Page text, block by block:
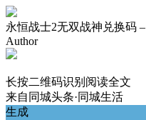
永恒战士2无双战神兑换码 –
Author
长按二维码识别阅读全文
来自 同城头条·同城生活
生成